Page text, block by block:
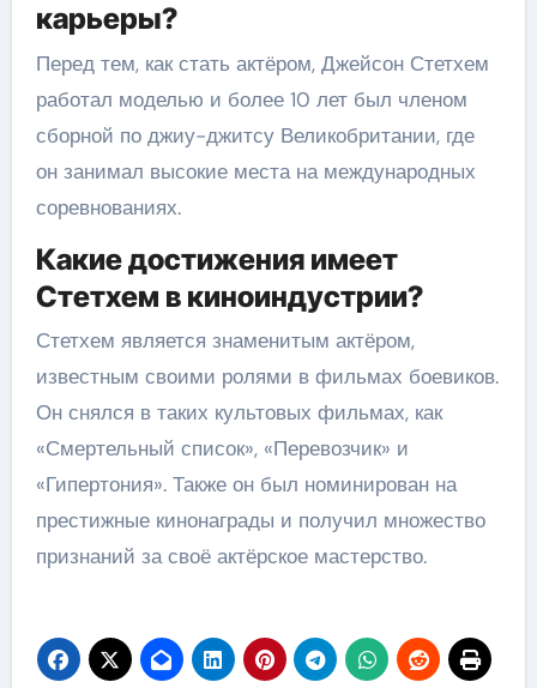
карьеры?
Перед тем, как стать актёром, Джейсон Стетхем
работал моделью и более 10 лет был членом
сборной по джиу-джитсу Великобритании, где
он занимал высокие места на международных
соревнованиях.
Какие достижения имеет
Стетхем в киноиндустрии?
Стетхем является знаменитым актёром,
известным своими ролями в фильмах боевиков.
Он снялся в таких культовых фильмах, как
«Смертельный список», «Перевозчик» и
«Гипертония». Также он был номинирован на
престижные кинонаграды и получил множество
признаний за своё актёрское мастерство.